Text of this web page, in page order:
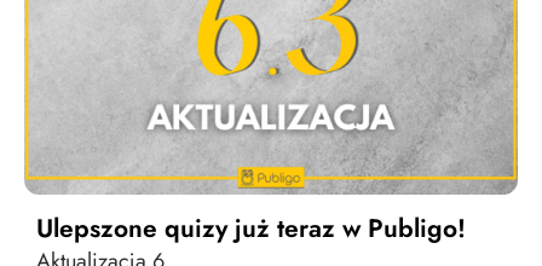
Ulepszone quizy już teraz w Publigo!